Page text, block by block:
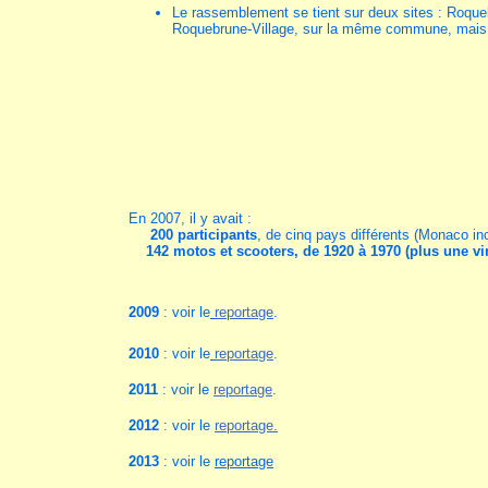
Le rassemblement se tient sur deux sites :
Roquebrune-Village, sur la même commune,
En 2007, il y avait :
200 participants, de cinq pays différents (Monaco
142 motos et scooters, de 1920 à 1970 (plus une
2009 : voir le reportage.
2010 : voir le reportage.
2011 : voir le reportage.
2012 : voir le reportage.
2013 : voir le reportage